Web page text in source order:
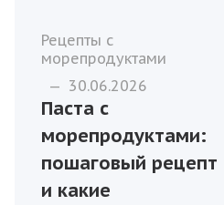
Рецепты с
морепродуктами
— 30.06.2026
Паста с
морепродуктами:
пошаговый рецепт
и какие